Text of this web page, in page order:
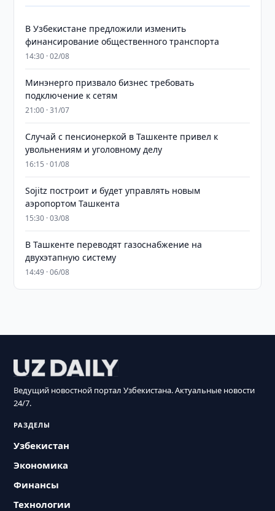
В Узбекистане предложили изменить
финансирование общественного транспорта
14:30 · 02/08
Минэнерго призвало бизнес требовать
подключение к сетям
21:00 · 31/07
Случай с пенсионеркой в Ташкенте привел к
увольнениям и уголовному делу
16:15 · 01/08
Sojitz построит и будет управлять новым
аэропортом Ташкента
15:30 · 03/08
В Ташкенте переводят газоснабжение на
двухэтапную систему
14:49 · 06/08
Ведущий новостной портал Узбекистана. Актуальные новости
24/7.
РАЗДЕЛЫ
Узбекистан
Экономика
Финансы
Технологии